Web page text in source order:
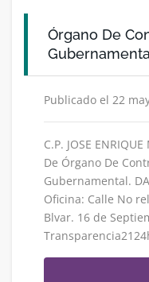
Órgano De
Publicado el 22
C.P. JOSE
De Órgano De
Gubernamental.
Oficina: Calle No
Blvar. 16 de